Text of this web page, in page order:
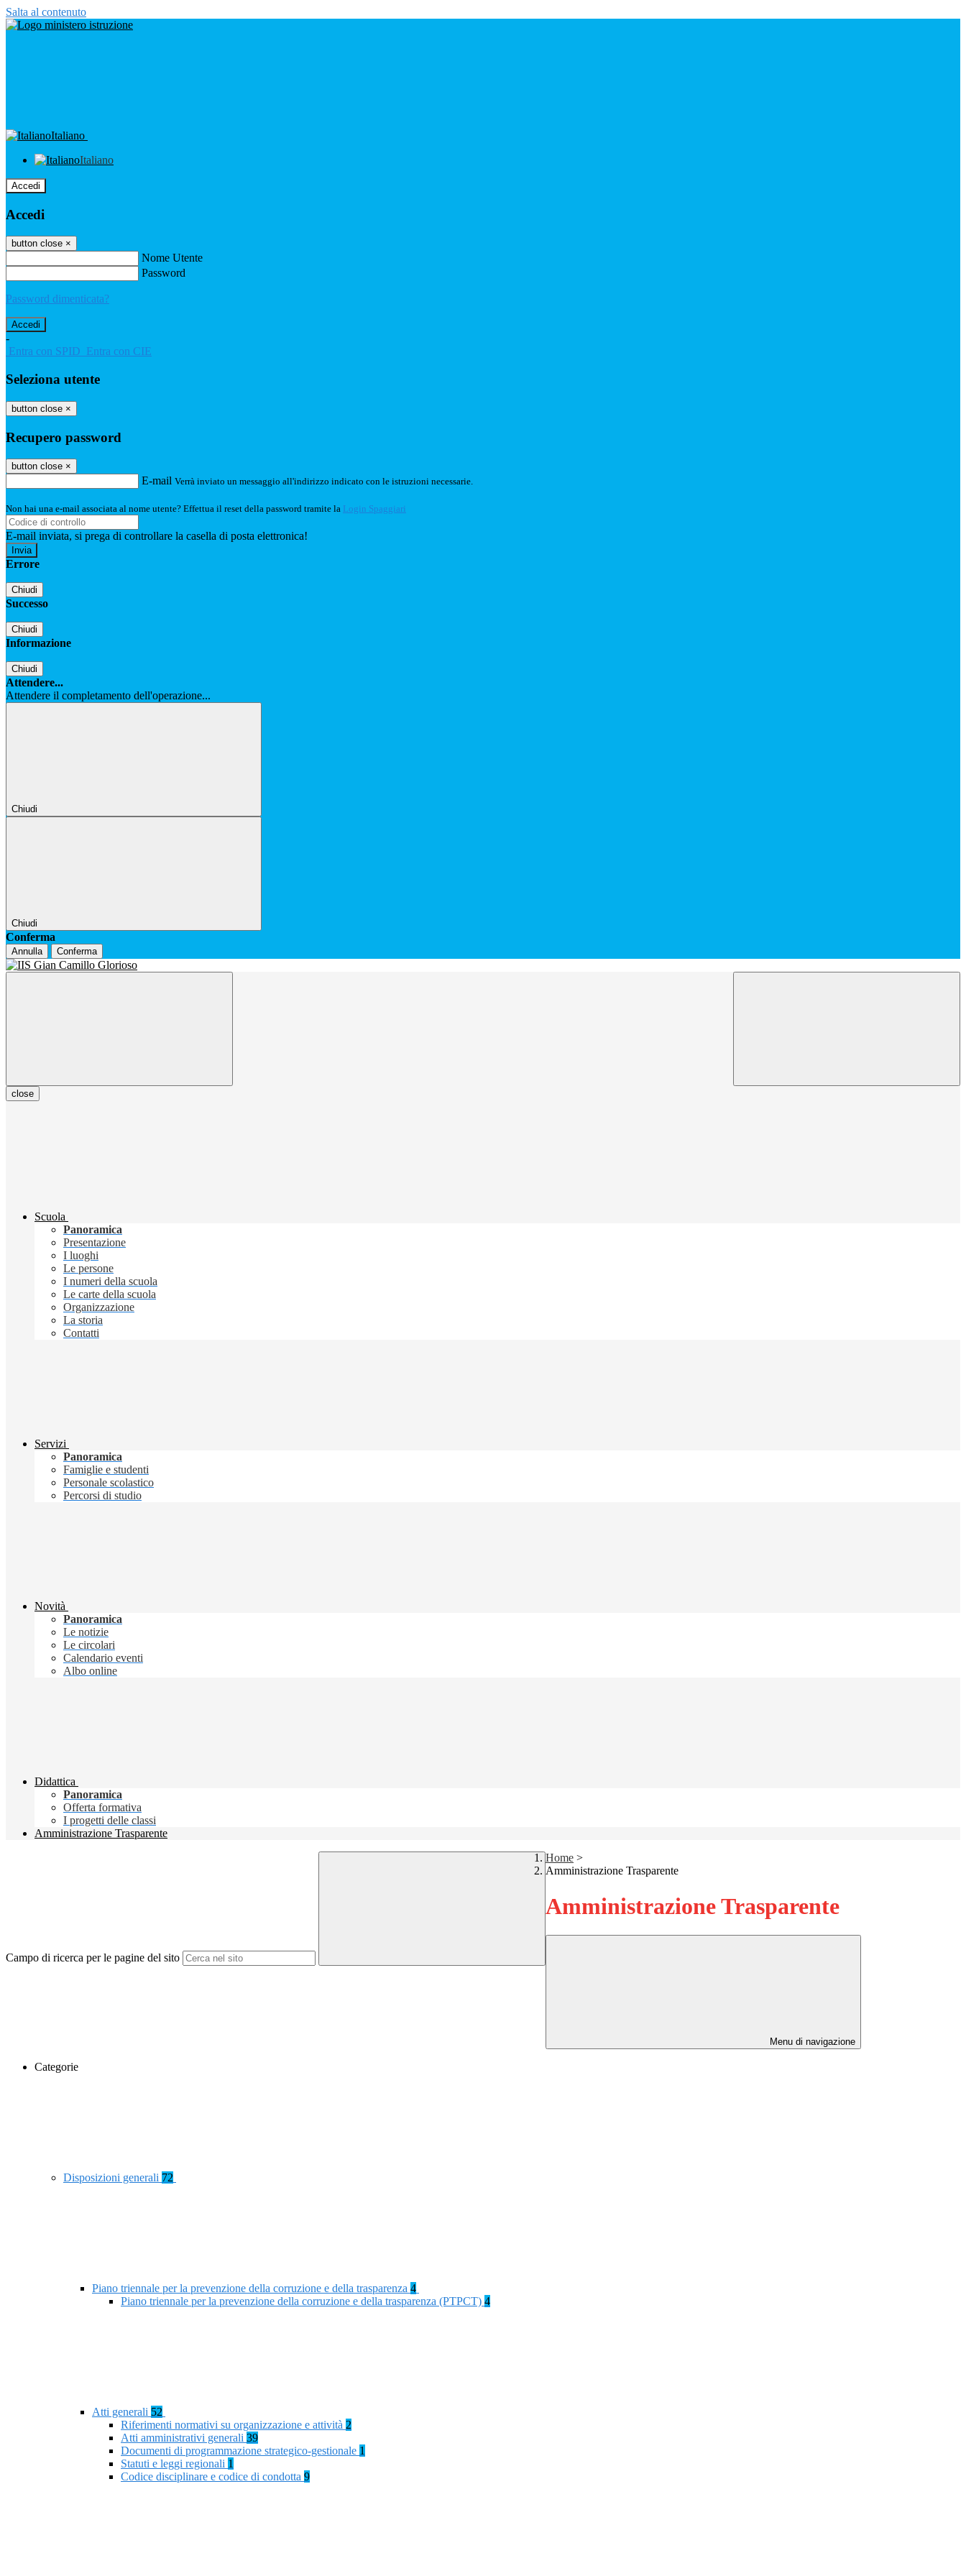
Salta al contenuto
Italiano
Italiano
Accedi
Accedi
button close ×
Nome Utente
Password
Password dimenticata?
-
Entra con SPID Entra con CIE
Seleziona utente
button close ×
Recupero password
button close ×
E-mail Verrà inviato un messaggio all'indirizzo indicato con le istruzioni necessarie.
Non hai una e-mail associata al nome utente? Effettua il reset della password tramite la Login Spaggiari
E-mail inviata, si prega di controllare la casella di posta elettronica!
Errore
Chiudi
Successo
Chiudi
Informazione
Chiudi
Attendere...
Attendere il completamento dell'operazione...
Chiudi
Chiudi
Conferma
Annulla Conferma
close
Scuola
Panoramica
Presentazione
I luoghi
Le persone
I numeri della scuola
Le carte della scuola
Organizzazione
La storia
Contatti
Servizi
Panoramica
Famiglie e studenti
Personale scolastico
Percorsi di studio
Novità
Panoramica
Le notizie
Le circolari
Calendario eventi
Albo online
Didattica
Panoramica
Offerta formativa
I progetti delle classi
Amministrazione Trasparente
Campo di ricerca per le pagine del sito
Home >
Amministrazione Trasparente
Amministrazione Trasparente
Menu di navigazione
Categorie
Disposizioni generali 72
Piano triennale per la prevenzione della corruzione e della trasparenza 4
Piano triennale per la prevenzione della corruzione e della trasparenza (PTPCT) 4
Atti generali 52
Riferimenti normativi su organizzazione e attività 2
Atti amministrativi generali 39
Documenti di programmazione strategico-gestionale 1
Statuti e leggi regionali 1
Codice disciplinare e codice di condotta 9